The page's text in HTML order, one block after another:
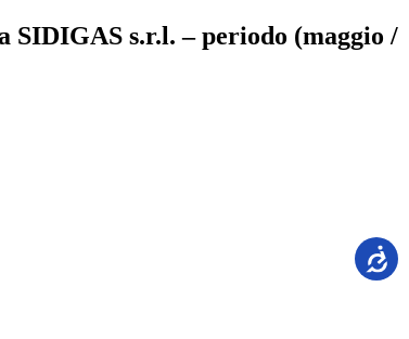
s.r.l. – periodo (maggio /